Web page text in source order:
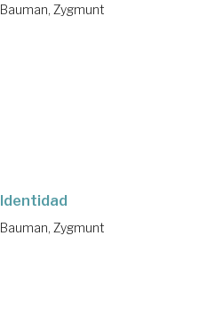
Bauman, Zygmunt
Identidad
Bauman, Zygmunt